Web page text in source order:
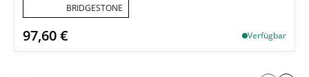
BRIDGESTONE
97,60 € Verfügbar